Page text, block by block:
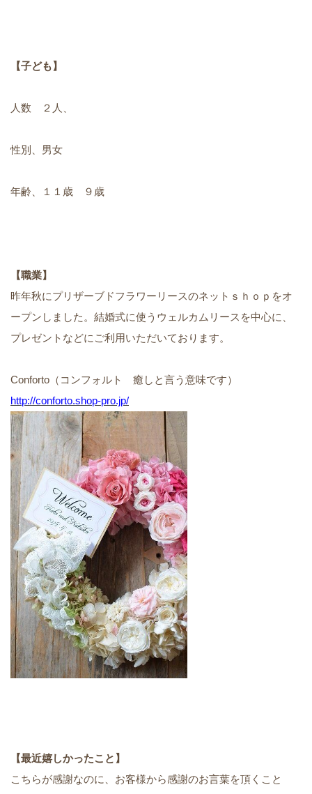
【子ども】
人数 ２人、
性別、男女
年齢、１１歳 ９歳
【職業】
昨年秋にプリザーブドフラワーリースのネットｓｈｏｐをオ
ープンしました。結婚式に使うウェルカムリースを中心に、
プレゼントなどにご利用いただいております。
Conforto（コンフォルト 癒しと言う意味です）
http://conforto.shop-pro.jp/
【最近嬉しかったこと】
こちらが感謝なのに、お客様から感謝のお言葉を頂くこと